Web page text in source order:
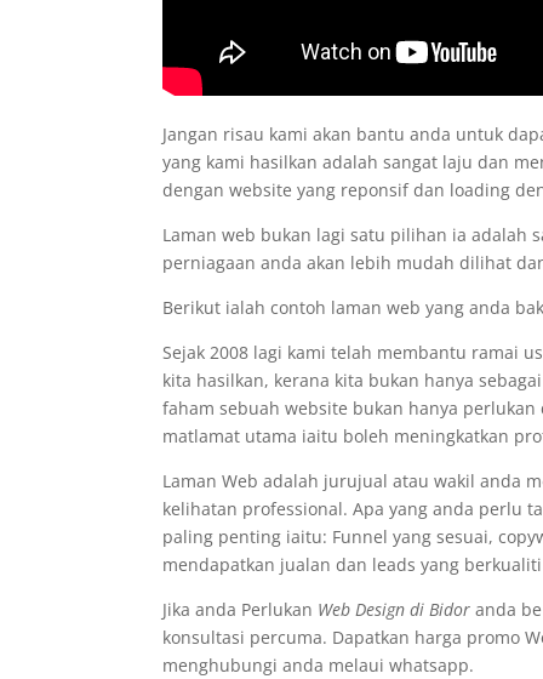
Jangan risau kami akan bantu anda untuk
yang kami hasilkan adalah sangat laju dan
dengan website yang reponsif dan loading
Laman web bukan lagi satu pilihan ia adalah
perniagaan anda akan lebih mudah dilihat
Berikut ialah contoh laman web yang anda
Sejak 2008 lagi kami telah membantu ramai
kita hasilkan, kerana kita bukan hanya
faham sebuah website bukan hanya
matlamat utama iaitu boleh meningkatkan
Laman Web adalah jurujual atau wakil anda
kelihatan professional. Apa yang anda perlu
paling penting iaitu: Funnel yang sesuai,
mendapatkan jualan dan leads yang
Jika anda Perlukan Web Design di Bidor anda
konsultasi percuma. Dapatkan harga promo
menghubungi anda melaui whatsapp.